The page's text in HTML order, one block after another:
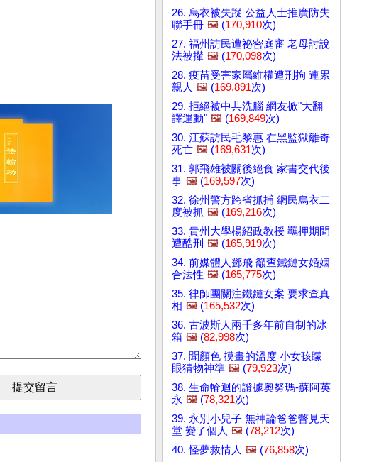
26. 烏衣被失蹤 公益人士推廣防失
聯手冊 🖼️ (170,910次)
27. 福州訪民遭祕密庭審 老母討說
法被攆 🖼️ (170,098次)
28. 疫苗受害家屬維權遭刑拘 連累
親人 🖼️ (169,891次)
29. 拒絕被中共洗腦 網友掀"大翻
譯運動" 🖼️ (169,849次)
30. 江蘇訪民毛黎惠 在黑監獄離奇
死亡 🖼️ (169,631次)
31. 郭飛雄被關後絕食 家書交代後
事 🖼️ (169,597次)
32. 徐州警方跨省抓捕 網民烏衣二
度被抓 🖼️ (169,216次)
33. 貴州大學楊紹政教授 羈押期間
遭酷刑 🖼️ (165,919次)
34. 前媒體人鄧飛 籲查鐵鏈女婚姻
合法性 🖼️ (165,775次)
35. 律師團關注鐵鏈女案 要求查真
相 🖼️ (165,532次)
36. 古波斯人兩千多年前自制的冰
箱 🖼️ (82,998次)
37. 聞顏色 摸畫的溫度 小女孩矇
眼猜物神準 🖼️ (79,923次)
38. 生命輪迴的證據奧努瑪-蘇阿英
永 🖼️ (78,321次)
39. 永別小兒子 無神論爸爸瞥見天
堂 變了個人 🖼️ (78,212次)
40. 怪夢救情人 🖼️ (76,858次)